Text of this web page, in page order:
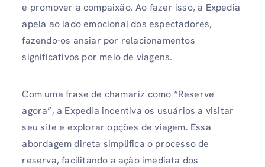
e promover a compaixão. Ao fazer isso, a Expedia
apela ao lado emocional dos espectadores,
fazendo-os ansiar por relacionamentos
significativos por meio de viagens.
Com uma frase de chamariz como “Reserve
agora”, a Expedia incentiva os usuários a visitar
seu site e explorar opções de viagem. Essa
abordagem direta simplifica o processo de
reserva, facilitando a ação imediata dos